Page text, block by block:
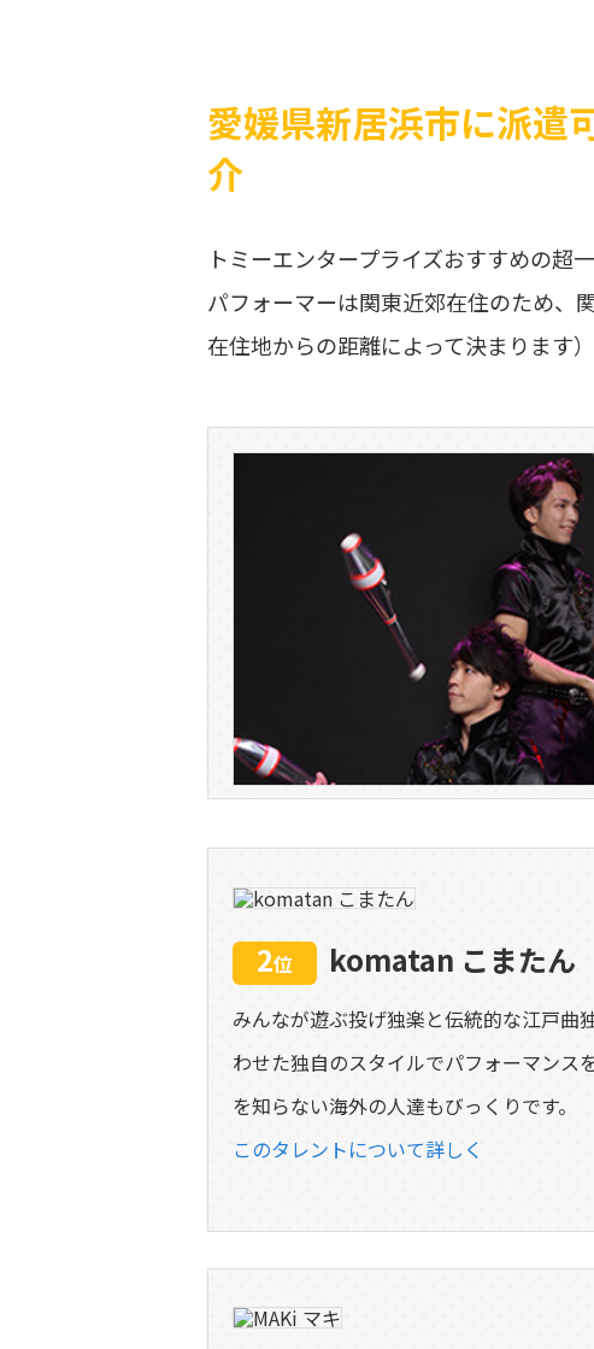
愛媛県新居浜市に派遣
介
トミーエンタープライズおすすめの超
パフォーマーは関東近郊在住のため、
在住地からの距離によって決まります）
2位 komatan こまたん
みんなが遊ぶ投げ独楽と伝統的な江戸曲
わせた独自のスタイルでパフォーマンス
を知らない海外の人達もびっくりです。
このタレントについて詳しく